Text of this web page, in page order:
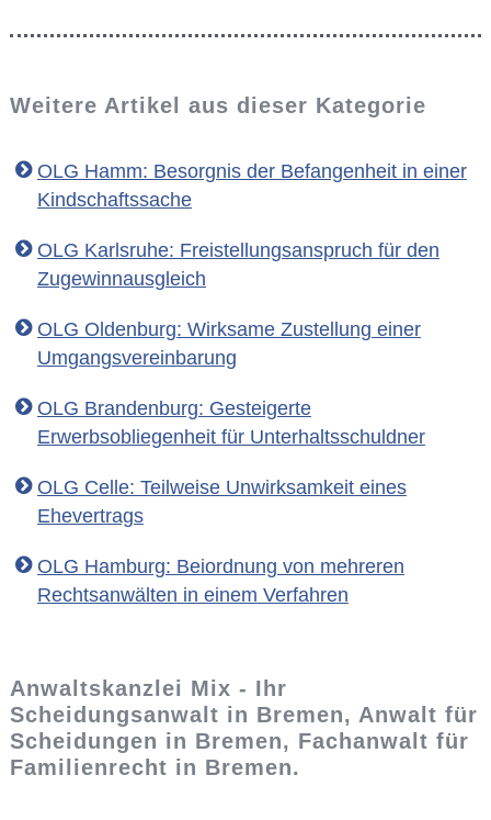
Weitere Artikel aus dieser Kategorie
OLG Hamm: Besorgnis der Befangenheit in einer
Kindschaftssache
OLG Karlsruhe: Freistellungsanspruch für den
Zugewinnausgleich
OLG Oldenburg: Wirksame Zustellung einer
Umgangsvereinbarung
OLG Brandenburg: Gesteigerte
Erwerbsobliegenheit für Unterhaltsschuldner
OLG Celle: Teilweise Unwirksamkeit eines
Ehevertrags
OLG Hamburg: Beiordnung von mehreren
Rechtsanwälten in einem Verfahren
Anwaltskanzlei Mix - Ihr
Scheidungsanwalt in Bremen, Anwalt für
Scheidungen in Bremen, Fachanwalt für
Familienrecht in Bremen.